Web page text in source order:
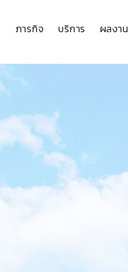
ภารกิจ บริการ ผลงาน